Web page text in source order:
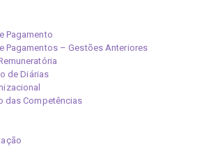
Pagamento
Pagamentos – Gestões Anteriores
de Diárias
das Competências